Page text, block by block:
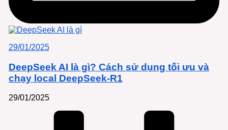
29/01/2025
DeepSeek AI là gì? Cách sử dụng tối ưu và
chạy local DeepSeek-R1
29/01/2025